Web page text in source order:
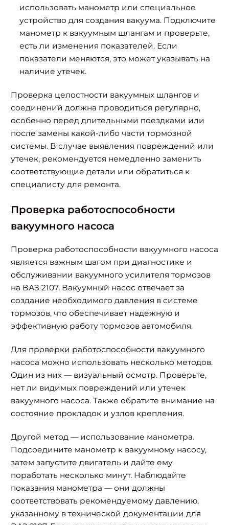
использовать манометр или специальное
устройство для создания вакуума. Подключите
манометр к вакуумным шлангам и проверьте,
есть ли изменения показателей. Если
показатели меняются, это может указывать на
наличие утечек.
Проверка целостности вакуумных шлангов и
соединений должна проводиться регулярно,
особенно перед длительными поездками или
после замены какой-либо части тормозной
системы. В случае выявления повреждений или
утечек, рекомендуется немедленно заменить
соответствующие детали или обратиться к
специалисту для ремонта.
Проверка работоспособности
вакуумного насоса
Проверка работоспособности вакуумного насоса
является важным шагом при диагностике и
обслуживании вакуумного усилителя тормозов
на ВАЗ 2107. Вакуумный насос отвечает за
создание необходимого давления в системе
тормозов, что обеспечивает надежную и
эффективную работу тормозов автомобиля.
Для проверки работоспособности вакуумного
насоса можно использовать несколько методов.
Один из них — визуальный осмотр. Проверьте,
нет ли видимых повреждений или утечек
вакуумного насоса. Также обратите внимание на
состояние прокладок и узлов крепления.
Другой метод — использование манометра.
Подсоедините манометр к вакуумному насосу,
затем запустите двигатель и дайте ему
поработать несколько минут. Наблюдайте
показания манометра — они должны
соответствовать рекомендуемому давлению,
указанному в технической документации для